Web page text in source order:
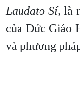
Laudato Sí, là
của Đức Giáo
và phương